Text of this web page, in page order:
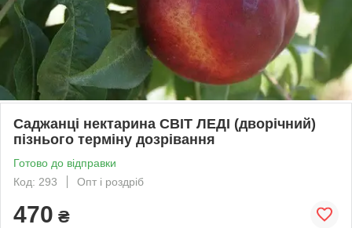
Саджанці нектарина СВІТ ЛЕДІ (дворічний)
пізнього терміну дозрівання
Готово до відправки
Код: 293
Опт і роздріб
470 ₴